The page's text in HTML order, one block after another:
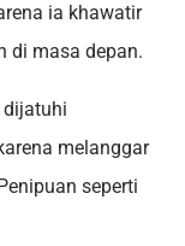
ia khawatir
di masa depan.
dijatuhi
melanggar
seperti